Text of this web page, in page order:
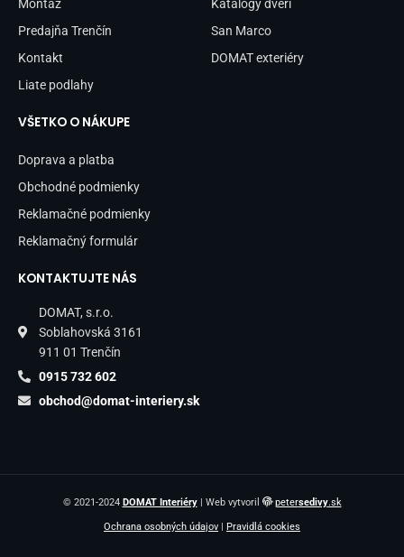
Montáž
Predajňa Trenčín
Kontakt
Liate podlahy
Katalógy dverí
San Marco
DOMAT exteriéry
VŠETKO O NÁKUPE
Doprava a platba
Obchodné podmienky
Reklamačné podmienky
Reklamačný formulár
KONTAKTUJTE NÁS
DOMAT, s.r.o.
Soblahovská 3161
911 01 Trenčín
0915 732 602
obchod@domat-interiery.sk
© 2021-2024 DOMAT Interiéry| Web vytvoril petersedivy.sk
Ochrana osobných údajov Pravidlá cookies